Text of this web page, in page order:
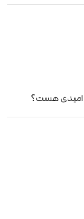
هست؟